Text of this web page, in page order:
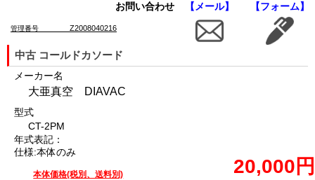
お問い合わせ 【メール】 【フォーム】
管理番号 Z2008040216
中古 コールドカソード
メーカー名
大亜真空 DIAVAC
型式
CT-2PM
年式表記：
仕様:本体のみ
本体価格(税別、送料別) 20,000円